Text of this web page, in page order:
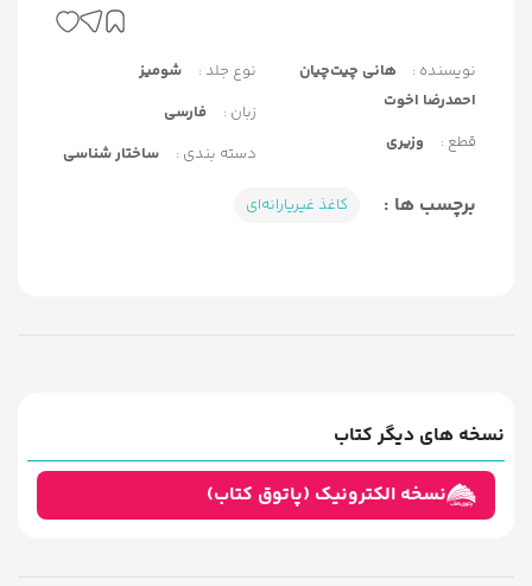
نویسنده :
هانی چیت‌چیان
احمدرضا اخوت
قطع :
وزیری
نوع جلد :
شومیز
زبان :
فارسی
دسته بندی :
ساختار شناسی
برچسب ها : کاغذ غیریارانه‌ای
نسخه های دیگر کتاب
نسخه الکترونیک (پاتوق کتاب)